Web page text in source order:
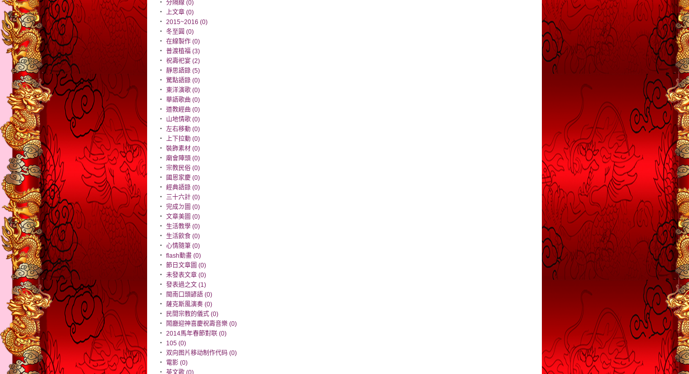
‧ 分隔線 (0)
‧ 上文章 (0)
‧ 2015~2016 (0)
‧ 冬至圓 (0)
‧ 在線製作 (0)
‧ 普渡植福 (3)
‧ 祝壽祀宴 (2)
‧ 靜思語錄 (5)
‧ 驚點語錄 (0)
‧
東洋演歌 (0)
‧ 華語歌曲 (0)
‧ 道教經曲 (0)
‧
山地情歌 (0)
‧ 左右移動 (0)
‧ 上下拉動 (0)
‧ 裝飾素材 (0)
‧ 廟會陣頭 (0)
‧ 宗教民俗 (0)
‧
國恩家慶 (0)
‧ 經典語錄 (0)
‧ 三十六計 (0)
‧ 完成ㄉ圖 (0)
‧ 文章美圖 (0)
‧
生活教學 (0)
‧
生活飲食 (0)
‧ 心情隨筆 (0)
‧ flash動畫 (0)
‧ 節日文章圖 (0)
‧ 未發表文章 (0)
‧ 發表過之文 (1)
‧
閩南口頭諺語 (0)
‧
薩克斯風演奏 (0)
‧
民間宗教的儀式 (0)
‧
鬧廳迎神喜慶祝壽音樂 (0)
‧ 2014馬年春節對联 (0)
‧
105 (0)
‧
双向图片移动制作代码 (0)
‧
電影 (0)
‧ 英文歌 (0)